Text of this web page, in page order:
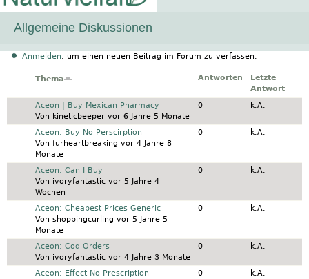
Allgemeine Diskussionen
Anmelden, um einen neuen Beitrag im Forum zu verfassen.
Thema Antworten
Letzte
Antwort
Normales Thema
Aceon | Buy Mexican Pharmacy
Von kineticbeepervor 6 Jahre 5 Monate
0 k.A.
Normales Thema
Aceon: Buy No Perscirption
Von furheartbreaking vor 4 Jahre 8
Monate
0 k.A.
Normales Thema
Aceon: Can I Buy
Von ivoryfantasticvor 5 Jahre 4
Wochen
0 k.A.
Normales Thema
Aceon: Cheapest Prices Generic
Von shoppingcurling vor 5 Jahre 5
Monate
0 k.A.
Normales Thema
Aceon: Cod Orders
Von ivoryfantasticvor 4 Jahre 3 Monate
0 k.A.
Normales Thema
Aceon: Effect No Prescription
0 k.A.